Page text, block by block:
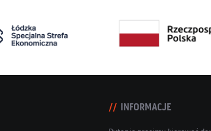
INFORMACJE